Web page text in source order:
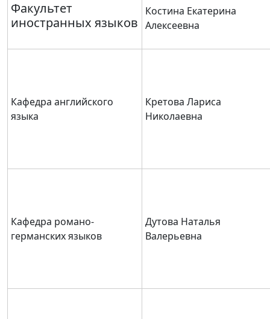
Факультет
иностранных языков
Костина Екатерина
Алексеевна
Кафедра английского
языка
Кретова Лариса
Николаевна
Кафедра романо-
германских языков
Дутова Наталья
Валерьевна